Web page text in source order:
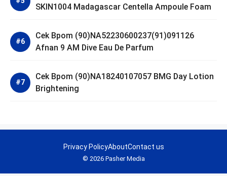
SKIN1004 Madagascar Centella Ampoule Foam
Cek Bpom (90)NA52230600237(91)091126
Afnan 9 AM Dive Eau De Parfum
Cek Bpom (90)NA18240107057 BMG Day Lotion
Brightening
© 2026 Pasher Media
Privacy PolicyAboutContact us